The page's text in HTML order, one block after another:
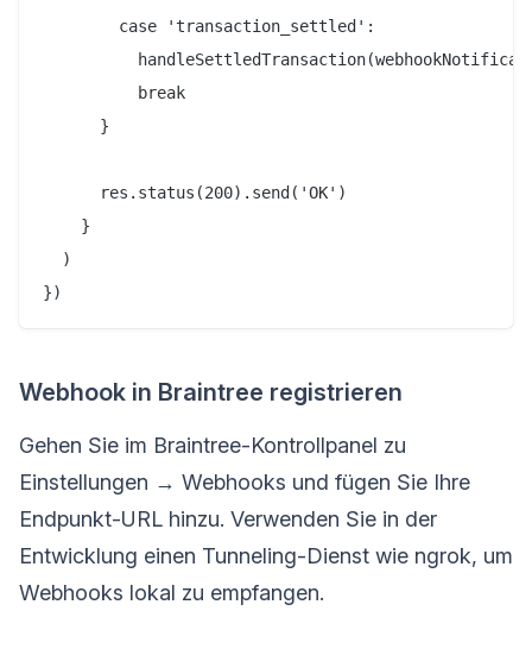
        case 'transaction_settled':
          break
      }
      res.status(200).send('OK')
    }
  )
Webhook in Braintree registrieren
Gehen Sie im Braintree-Kontrollpanel zu
Einstellungen → Webhooks und fügen Sie Ihre
Endpunkt-URL hinzu. Verwenden Sie in der
Entwicklung einen Tunneling-Dienst wie ngrok, um
Webhooks lokal zu empfangen.